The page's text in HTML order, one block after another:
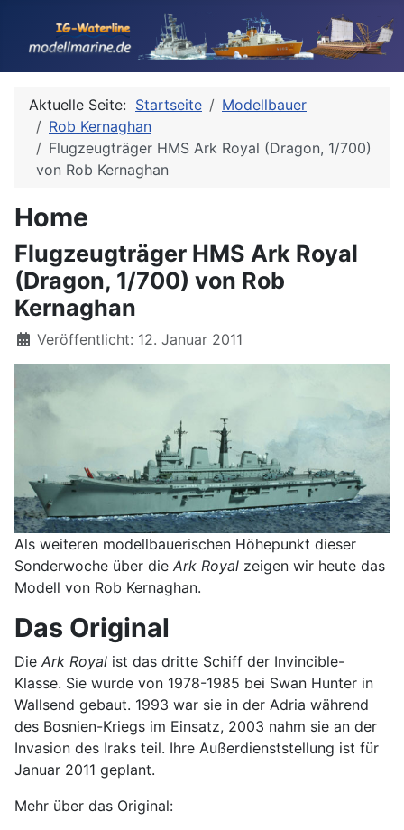
Aktuelle Seite: Startseite
Modellbauer
Rob Kernaghan
Flugzeugträger HMS Ark Royal (Dragon, 1/700)
von Rob Kernaghan
Home
Flugzeugträger HMS Ark Royal
(Dragon, 1/700) von Rob
Kernaghan
Details
Veröffentlicht: 12. Januar 2011
Als weiteren modellbauerischen Höhepunkt dieser
Sonderwoche über die Ark Royal zeigen wir heute das
Modell von Rob Kernaghan.
Das Original
Die Ark Royal ist das dritte Schiff der Invincible-
Klasse. Sie wurde von 1978-1985 bei Swan Hunter in
Wallsend gebaut. 1993 war sie in der Adria während
des Bosnien-Kriegs im Einsatz, 2003 nahm sie an der
Invasion des Iraks teil. Ihre Außerdienststellung ist für
Januar 2011 geplant.
Mehr über das Original: